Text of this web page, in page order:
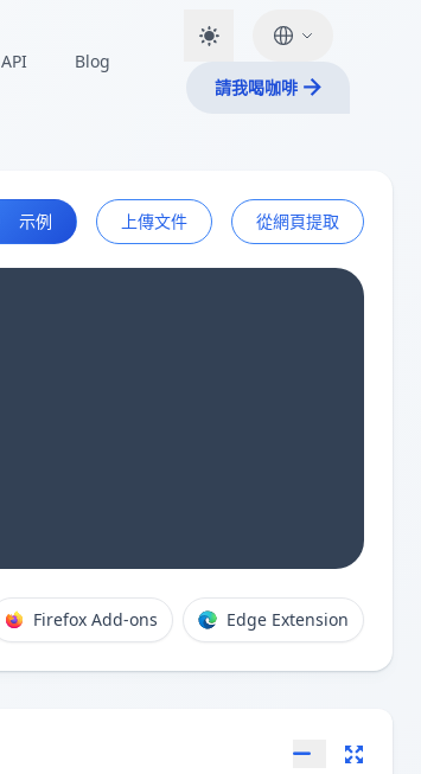
API
Blog
請我喝咖啡
示例 上傳文件 從網頁提取
Firefox Add-ons Edge Extension